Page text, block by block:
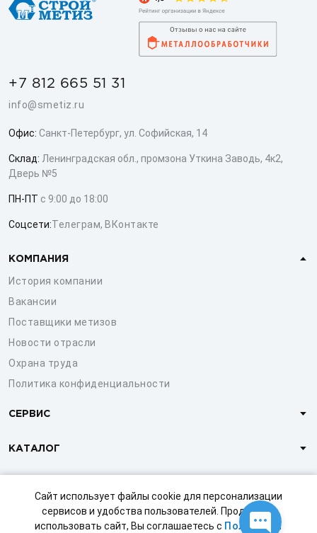
Сайт использует файлы cookie для персонализации
сервисов и удобства пользователей. Продолжая
использовать сайт, Вы соглашаетесь с Политикой
+7 812 665 51 31
info@smetiz.ru
Офис: Санкт-Петербург, ул. Софийская, 14
Склад: Ленинградская обл., промзона Уткина Заводь, 4к2,
Дверь №5
ПН-ПТ с 9:00 до 18:00
Соцсети:Телеграм, ВКонтакте
КОМПАНИЯ
История компании
Вакансии
Поставщики метизов
Новости отрасли
Охрана труда
Политика конфиденциальности
СЕРВИС
КАТАЛОГ